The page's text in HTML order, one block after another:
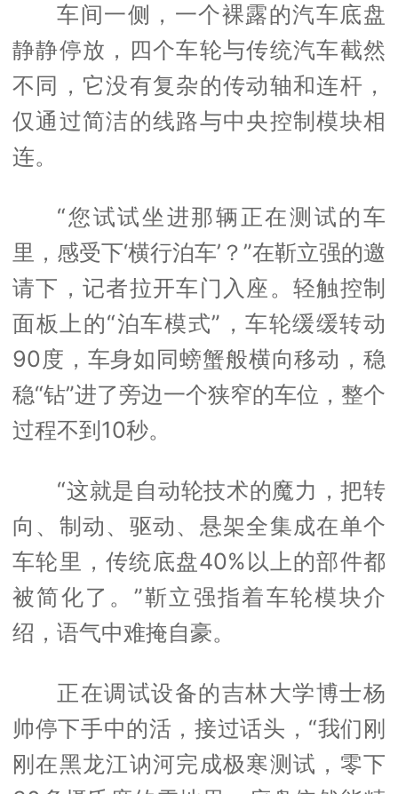
车间一侧，一个裸露的汽车底盘
静静停放，四个车轮与传统汽车截然
不同，它没有复杂的传动轴和连杆，
仅通过简洁的线路与中央控制模块相
连。
“您试试坐进那辆正在测试的车
里，感受下‘横行泊车’？”在靳立强的邀
请下，记者拉开车门入座。轻触控制
面板上的“泊车模式”，车轮缓缓转动
90度，车身如同螃蟹般横向移动，稳
稳“钻”进了旁边一个狭窄的车位，整个
过程不到10秒。
“这就是自动轮技术的魔力，把转
向、制动、驱动、悬架全集成在单个
车轮里，传统底盘40%以上的部件都
被简化了。”靳立强指着车轮模块介
绍，语气中难掩自豪。
正在调试设备的吉林大学博士杨
帅停下手中的活，接过话头，“我们刚
刚在黑龙江讷河完成极寒测试，零下